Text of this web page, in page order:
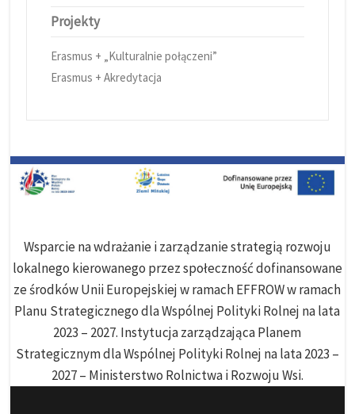
Projekty
Erasmus + „Kulturalnie połączeni”
Erasmus + Akredytacja
Wsparcie na wdrażanie i zarządzanie strategią rozwoju
lokalnego kierowanego przez społeczność dofinansowane
ze środków Unii Europejskiej w ramach EFFROW w ramach
Planu Strategicznego dla Wspólnej Polityki Rolnej na lata
2023 – 2027. Instytucja zarządzająca Planem
Strategicznym dla Wspólnej Polityki Rolnej na lata 2023 –
2027 – Ministerstwo Rolnictwa i Rozwoju Wsi.